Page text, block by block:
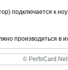
подключается к
производиться в
© PerfoCard.Net